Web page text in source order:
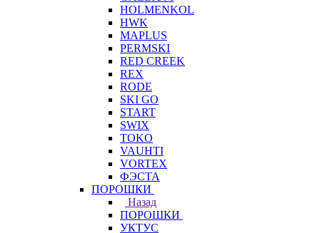
HOLMENKOL
HWK
MAPLUS
PERMSKI
RED CREEK
REX
RODE
SKI GO
START
SWIX
TOKO
VAUHTI
VORTEX
ФЭСТА
ПОРОШКИ
Назад
ПОРОШКИ
УКТУС